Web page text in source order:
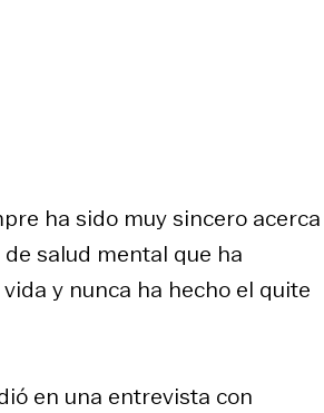
ha sido muy sincero acerca
salud mental que ha
y nunca ha hecho el quite
en una entrevista con